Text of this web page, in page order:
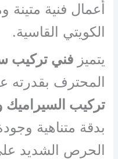
أعمال فنية
الكويتي القاسية.
يتميزفني تركيب
المحترف بقدرته
تركيب السيراميك
بدقة متناهية
الحرص الشديد